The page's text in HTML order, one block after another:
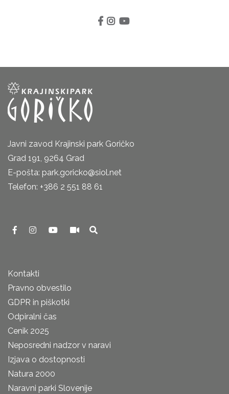
Javni zavod Krajinski park Goričko
Grad 191, 9264 Grad
E-pošta: park.goricko@siol.net
Telefon: +386 2 551 88 61
Kontakti
Pravno obvestilo
GDPR in piškotki
Odpiralni čas
Cenik 2025
Neposredni nadzor v naravi
Izjava o dostopnosti
Natura 2000
Naravni parki Slovenije